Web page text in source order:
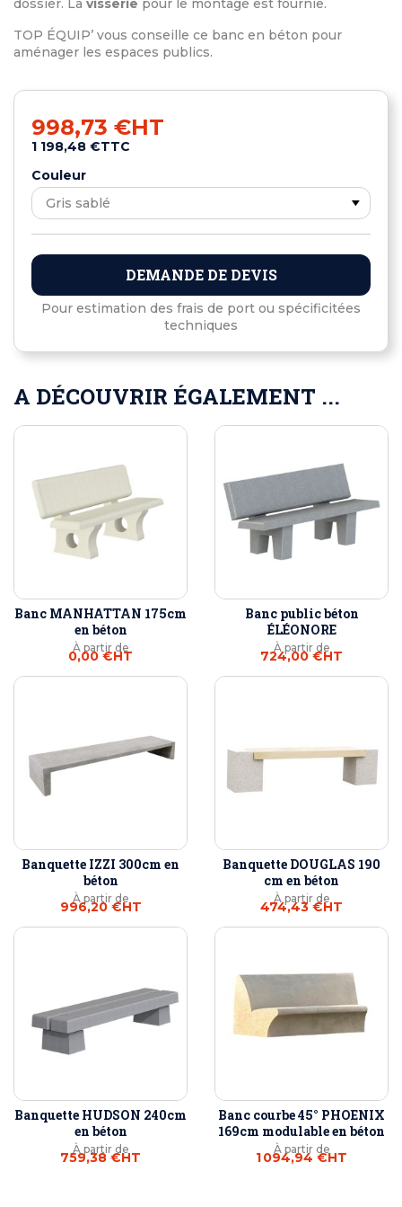
dossier. La visserie pour le montage est fournie.
TOP ÉQUIP’ vous conseille ce banc en béton pour
aménager les espaces publics.
998,73 €HT
1 198,48 €TTC
Couleur
DEMANDE DE DEVIS
Pour estimation des frais de port ou spécificitées
techniques
A DÉCOUVRIR ÉGALEMENT ...
Banc MANHATTAN 175cm
en béton
À partir de
0,00 €HT
Banc public béton
ÉLÉONORE
À partir de
724,00 €HT
Banquette IZZI 300cm en
béton
À partir de
996,20 €HT
Banquette DOUGLAS 190
cm en béton
À partir de
474,43 €HT
Banquette HUDSON 240cm
en béton
À partir de
759,38 €HT
Banc courbe 45° PHOENIX
169cm modulable en béton
À partir de
1 094,94 €HT